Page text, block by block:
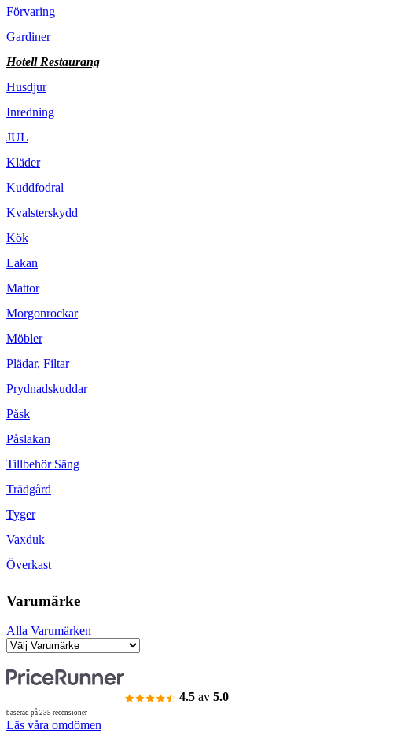
Förvaring
Gardiner
Hotell Restaurang
Husdjur
Inredning
JUL
Kläder
Kuddfodral
Kvalsterskydd
Kök
Lakan
Mattor
Morgonrockar
Möbler
Plädar, Filtar
Prydnadskuddar
Påsk
Påslakan
Tillbehör Säng
Trädgård
Tyger
Vaxduk
Överkast
Varumärke
Alla Varumärken
4.5 av 5.0
baserad på 235 recensioner
Läs våra omdömen